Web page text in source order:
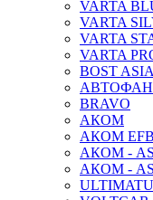
VARTA
VARTA
VARTA
VARTA
BOST ASIA
АВТОФАН
BRAVO
АКОМ
АКОМ EFB
АКОМ -
АКОМ -